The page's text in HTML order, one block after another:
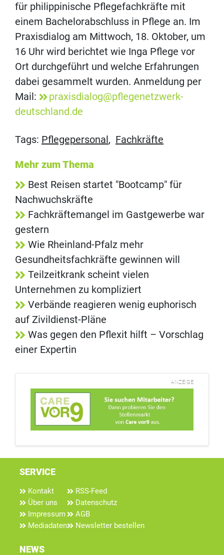
für philippinische Pflegefachkräfte mit
einem Bachelorabschluss in Pflege an. Im
Praxisdialog am Mittwoch, 18. Oktober, um
16 Uhr wird berichtet wie Inga Pflege vor
Ort durchgeführt und welche Erfahrungen
dabei gesammelt wurden. Anmeldung per
Mail:
praxisdialog@pflegenetzwerk-
deutschland.de
Tags: Pflegepersonal , Fachkräfte
Mehr zum Thema
Best Reisen startet "Bootcamp" für
Nachwuchskräfte
Fachkräftemangel im Gastgewerbe war
gestern
Wie Rheinland-Pfalz mehr
Gesundheitsfachkräfte gewinnen will
Teilzeitkrank scheint vielen
Unternehmen zu kompliziert
Verbände reagieren wenig euphorisch
auf Zivildienst-Pläne
Was gegen den Pflexit hilft – Vorschlag
einer Expertin
ANZEIGE
SERVICE
Kontakt
Über uns
Impressum
Mediadaten
RSS-Feed
Datenschutz
AGB
Newsletter bestellen
NEWS